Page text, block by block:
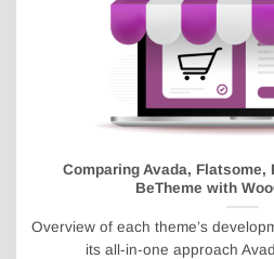
Comparing Avada, Flatsome,
BeTheme with
Overview of each theme’s
its all-in-one approach